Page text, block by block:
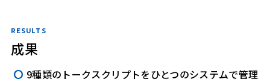
RESULTS
成果
9種類のトークスクリプトをひとつのシステムで管理